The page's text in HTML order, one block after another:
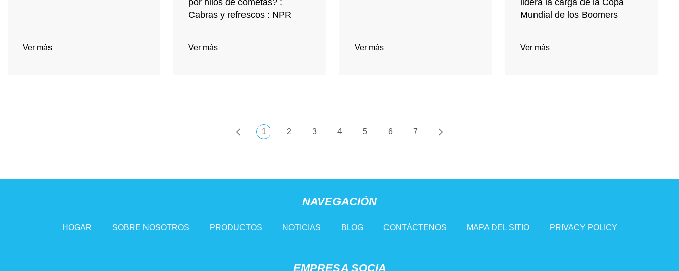
Ver más
por hilos de cometas? :
Cabras y refrescos : NPR
Ver más Ver más
lidera la carga de la Copa
Mundial de los Boomers
Ver más
1 2 3 4 5 6 7
NAVEGACIÓN
HOGAR SOBRE NOSOTROS PRODUCTOS NOTICIAS BLOG CONTÁCTENOS MAPA DEL SITIO PRIVACY POLICY
EMPRESA SOCIA